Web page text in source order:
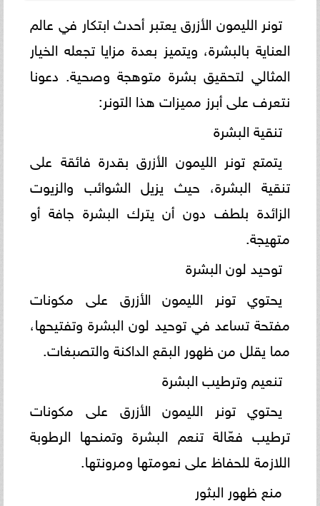
تونر الليمون الأزرق يعتبر أحدث ابتكار في عالم
العناية بالبشرة، ويتميز بعدة مزايا تجعله الخيار
المثالي لتحقيق بشرة متوهجة وصحية. دعونا
نتعرف على أبرز مميزات هذا التونر:
تنقية البشرة
يتمتع تونر الليمون الأزرق بقدرة فائقة على
تنقية البشرة، حيث يزيل الشوائب والزيوت
الزائدة بلطف دون أن يترك البشرة جافة أو
متهيجة.
توحيد لون البشرة
يحتوي تونر الليمون الأزرق على مكونات
مفتحة تساعد في توحيد لون البشرة وتفتيحها،
مما يقلل من ظهور البقع الداكنة والتصبغات.
تنعيم وترطيب البشرة
يحتوي تونر الليمون الأزرق على مكونات
ترطيب فعّالة تنعم البشرة وتمنحها الرطوبة
اللازمة للحفاظ على نعومتها ومرونتها.
منع ظهور البثور